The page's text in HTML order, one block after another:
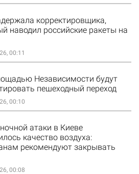
корректировщика,
наводил российские ракеты на
00:11
Независимости будут
пешеходный переход
00:10
атаки в Киеве
качество воздуха:
рекомендуют закрывать
00:08